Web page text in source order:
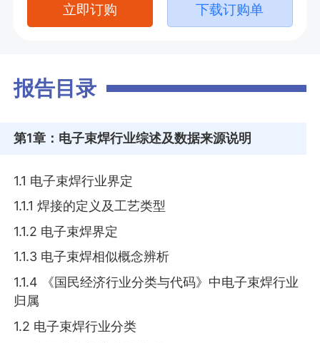
立即订购 下载订购单
报告目录
第1章 ：电子束焊行业综述及数据来源说明
1.1 电子束焊行业界定
1.1.1 焊接的定义及工艺类型
1.1.2 电子束焊界定
1.1.3 电子束焊相似概念辨析
1.1.4 《国民经济行业分类与代码》中电子束焊行业
归属
1.2 电子束焊行业分类